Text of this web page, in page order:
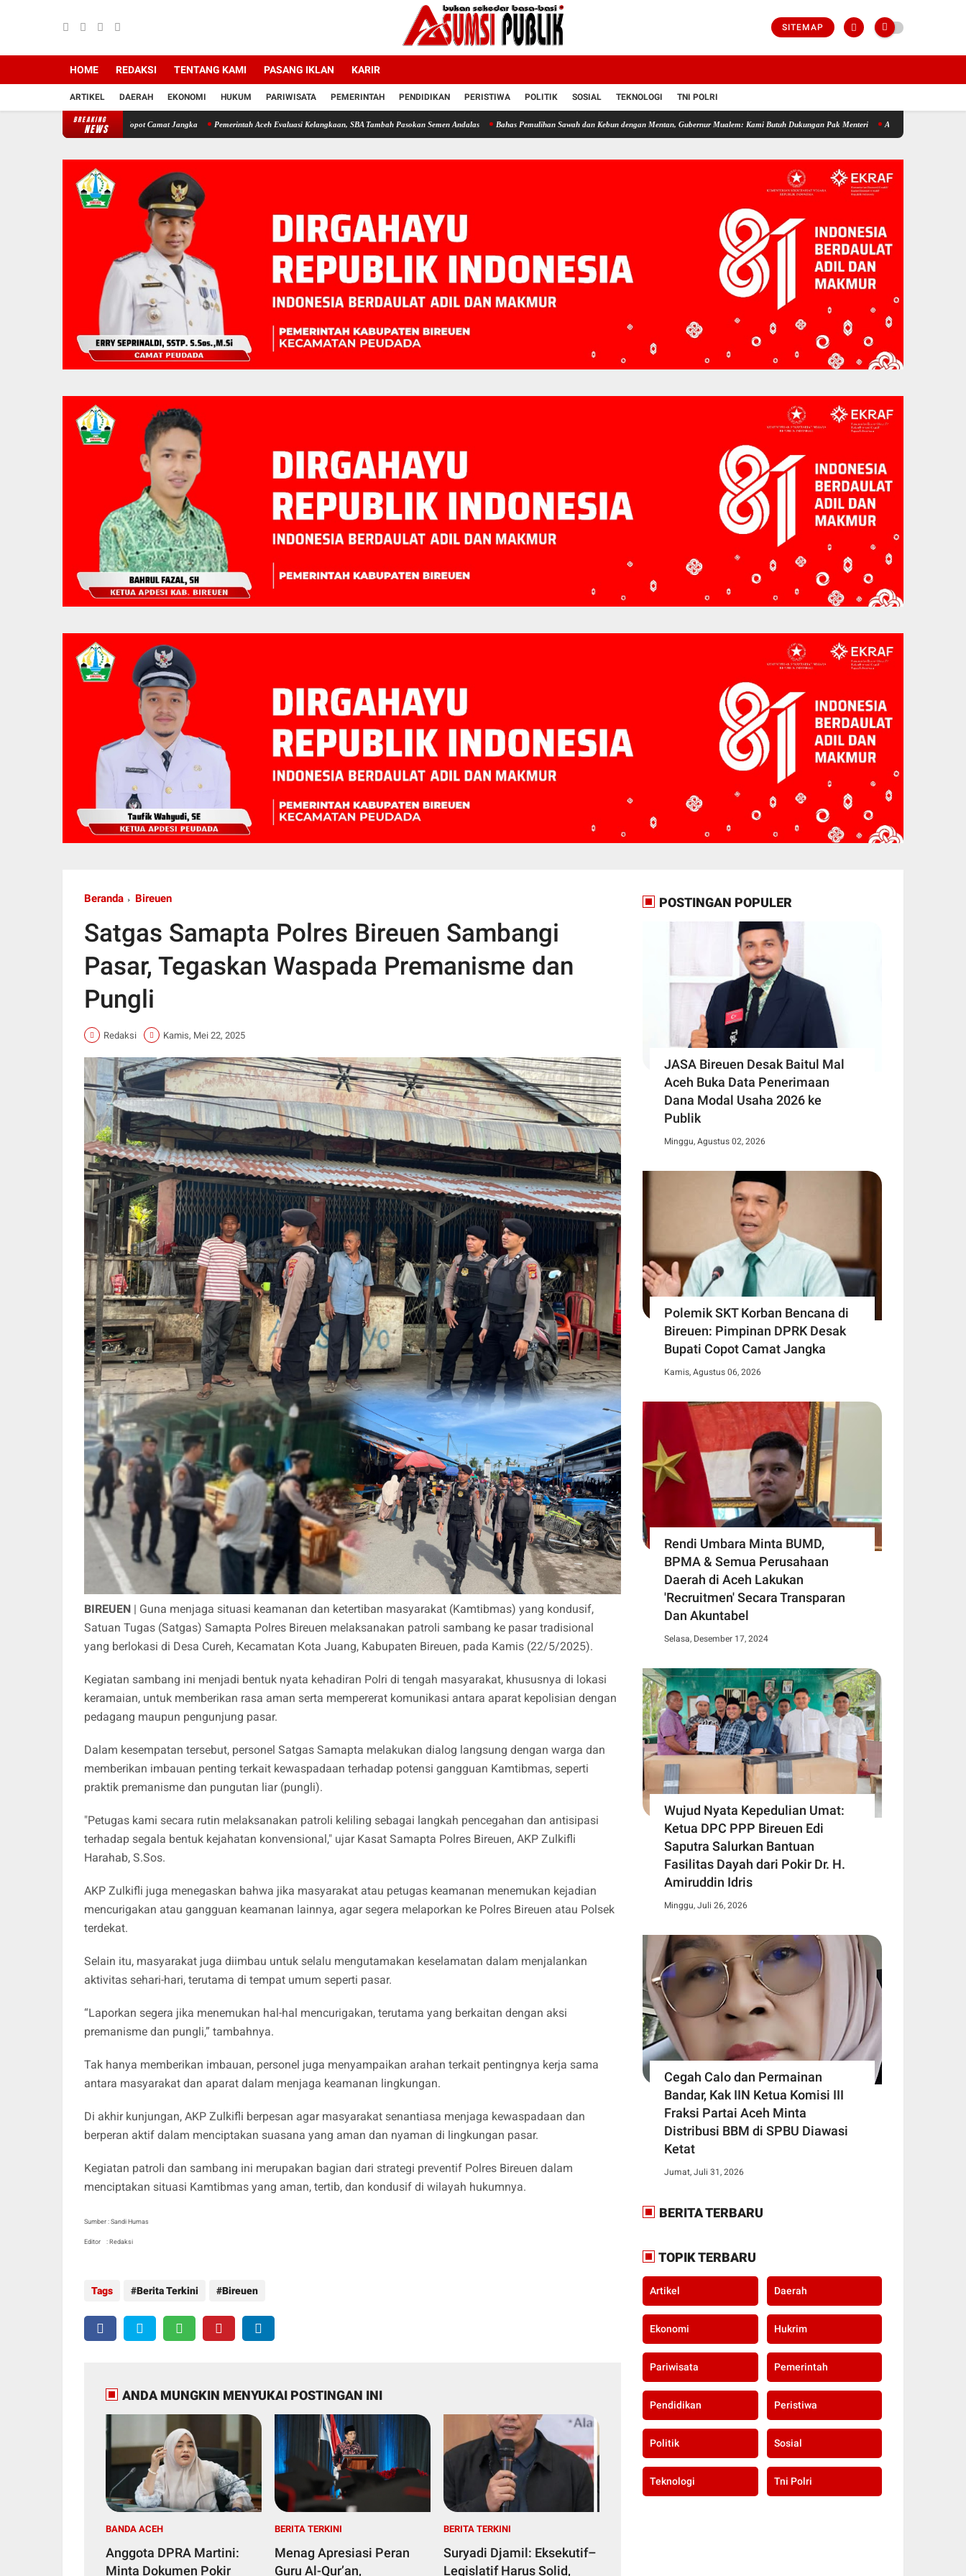
SITEMAP
HOME REDAKSI TENTANG KAMI PASANG IKLAN KARIR
ARTIKEL DAERAH EKONOMI HUKUM PARIWISATA PEMERINTAH PENDIDIKAN PERISTIWA POLITIK SOSIAL TEKNOLOGI TNI POLRI
BREAKING
NEWS
Desak Bupati Copot Camat Jangka Pemerintah Aceh Evaluasi Kelangkaan, SBA Tambah Pasokan Semen Andalas Bahas Pemulihan Sawah dan Kebun dengan Mentan, Gubernur Mualem: Kami Butuh Dukungan Pak Menteri Aceh Butuh Tambahan Semen, Wagub
Beranda Bireuen
Satgas Samapta Polres Bireuen Sambangi
Pasar, Tegaskan Waspada Premanisme dan
Pungli
Redaksi Kamis, Mei 22, 2025
BIREUEN | Guna menjaga situasi keamanan dan ketertiban masyarakat (Kamtibmas) yang kondusif,
Satuan Tugas (Satgas) Samapta Polres Bireuen melaksanakan patroli sambang ke pasar tradisional
yang berlokasi di Desa Cureh, Kecamatan Kota Juang, Kabupaten Bireuen, pada Kamis (22/5/2025).
Kegiatan sambang ini menjadi bentuk nyata kehadiran Polri di tengah masyarakat, khususnya di lokasi
keramaian, untuk memberikan rasa aman serta mempererat komunikasi antara aparat kepolisian dengan
pedagang maupun pengunjung pasar.
Dalam kesempatan tersebut, personel Satgas Samapta melakukan dialog langsung dengan warga dan
memberikan imbauan penting terkait kewaspadaan terhadap potensi gangguan Kamtibmas, seperti
praktik premanisme dan pungutan liar (pungli).
"Petugas kami secara rutin melaksanakan patroli keliling sebagai langkah pencegahan dan antisipasi
terhadap segala bentuk kejahatan konvensional," ujar Kasat Samapta Polres Bireuen, AKP Zulkifli
Harahab, S.Sos.
AKP Zulkifli juga menegaskan bahwa jika masyarakat atau petugas keamanan menemukan kejadian
mencurigakan atau gangguan keamanan lainnya, agar segera melaporkan ke Polres Bireuen atau Polsek
terdekat.
Selain itu, masyarakat juga diimbau untuk selalu mengutamakan keselamatan dalam menjalankan
aktivitas sehari-hari, terutama di tempat umum seperti pasar.
“Laporkan segera jika menemukan hal-hal mencurigakan, terutama yang berkaitan dengan aksi
premanisme dan pungli,” tambahnya.
Tak hanya memberikan imbauan, personel juga menyampaikan arahan terkait pentingnya kerja sama
antara masyarakat dan aparat dalam menjaga keamanan lingkungan.
Di akhir kunjungan, AKP Zulkifli berpesan agar masyarakat senantiasa menjaga kewaspadaan dan
berperan aktif dalam menciptakan suasana yang aman dan nyaman di lingkungan pasar.
Kegiatan patroli dan sambang ini merupakan bagian dari strategi preventif Polres Bireuen dalam
menciptakan situasi Kamtibmas yang aman, tertib, dan kondusif di wilayah hukumnya.
Sumber : Sandi Humas
Editor : Redaksi
Tags Berita Terkini Bireuen
ANDA MUNGKIN MENYUKAI POSTINGAN INI
BANDA ACEH
Anggota DPRA Martini:
Minta Dokumen Pokir
BERITA TERKINI
Menag Apresiasi Peran
Guru Al-Qur’an,
BERITA TERKINI
Suryadi Djamil: Eksekutif–
Legislatif Harus Solid,
POSTINGAN POPULER
JASA Bireuen Desak Baitul Mal
Aceh Buka Data Penerimaan
Dana Modal Usaha 2026 ke
Publik
Minggu, Agustus 02, 2026
Polemik SKT Korban Bencana di
Bireuen: Pimpinan DPRK Desak
Bupati Copot Camat Jangka
Kamis, Agustus 06, 2026
Rendi Umbara Minta BUMD,
BPMA & Semua Perusahaan
Daerah di Aceh Lakukan
'Recruitmen' Secara Transparan
Dan Akuntabel
Selasa, Desember 17, 2024
Wujud Nyata Kepedulian Umat:
Ketua DPC PPP Bireuen Edi
Saputra Salurkan Bantuan
Fasilitas Dayah dari Pokir Dr. H.
Amiruddin Idris
Minggu, Juli 26, 2026
Cegah Calo dan Permainan
Bandar, Kak IIN Ketua Komisi III
Fraksi Partai Aceh Minta
Distribusi BBM di SPBU Diawasi
Ketat
Jumat, Juli 31, 2026
BERITA TERBARU
TOPIK TERBARU
Artikel Daerah
Ekonomi Hukrim
Pariwisata Pemerintah
Pendidikan Peristiwa
Politik Sosial
Teknologi Tni Polri